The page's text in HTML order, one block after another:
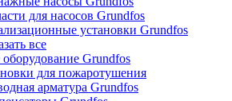
для насосов Grundfos
установки Grundfos
все
Grundfos
для пожаротушения
арматура Grundfos